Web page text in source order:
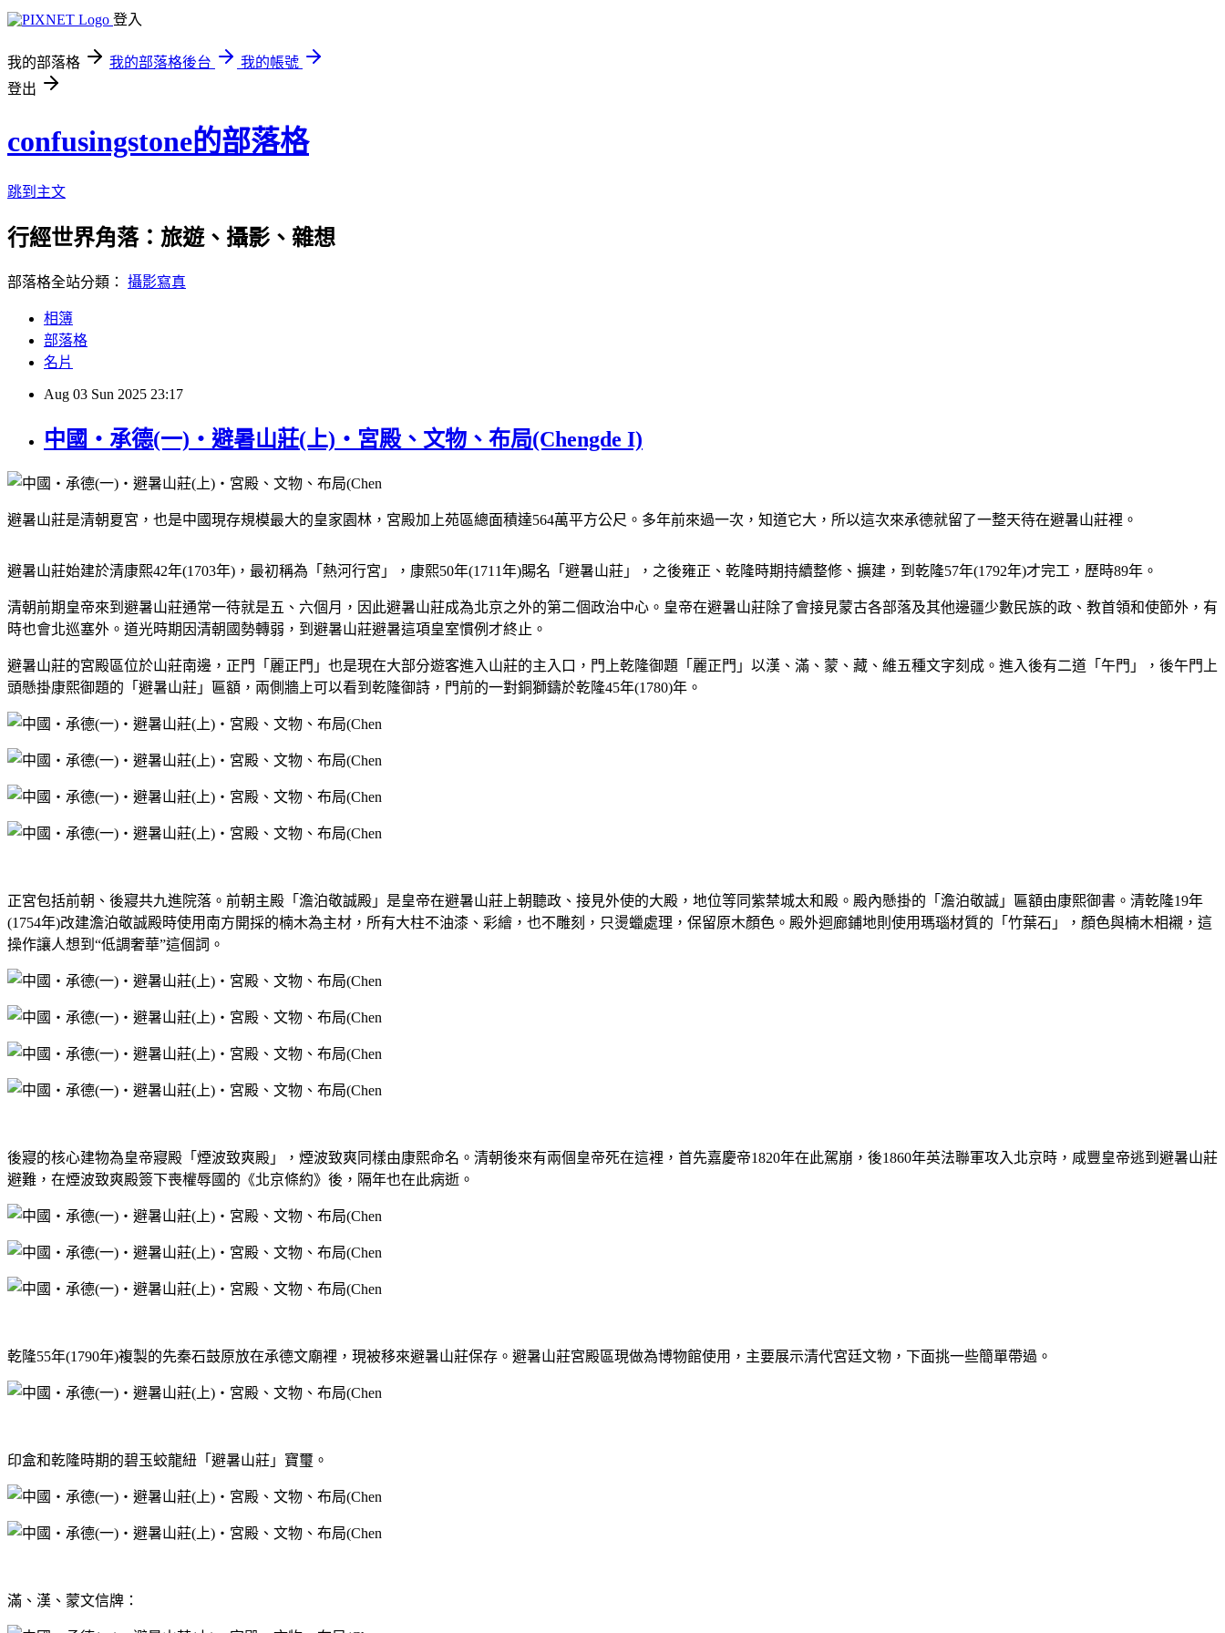
登入
我的部落格 我的部落格後台
我的帳號
登出
confusingstone的部落格
跳到主文
行經世界角落：旅遊、攝影、雜想
部落格全站分類： 攝影寫真
相簿
部落格
名片
Aug 03 Sun 2025 23:17
中國‧承德(一)‧避暑山莊(上)‧宮殿、文物、布局(Chengde I)
避暑山莊是清朝夏宮，也是中國現存規模最大的皇家園林，宮殿加上苑區總面積達564萬平方公尺。多年前來過一次，知道它大，所以這次來承德就留了一整天待在避暑山莊裡。
避暑山莊始建於清康熙42年(1703年)，最初稱為「熱河行宮」，康熙50年(1711年)賜名「避暑山莊」，之後雍正、乾隆時期持續整修、擴建，到乾隆57年(1792年)才完工，歷時89年。
清朝前期皇帝來到避暑山莊通常一待就是五、六個月，因此避暑山莊成為北京之外的第二個政治中心。皇帝在避暑山莊除了會接見蒙古各部落及其他邊疆少數民族的政、教首領和使節外，有
時也會北巡塞外。道光時期因清朝國勢轉弱，到避暑山莊避暑這項皇室慣例才終止。
避暑山莊的宮殿區位於山莊南邊，正門「麗正門」也是現在大部分遊客進入山莊的主入口，門上乾隆御題「麗正門」以漢、滿、蒙、藏、維五種文字刻成。進入後有二道「午門」，後午門上
頭懸掛康熙御題的「避暑山莊」匾額，兩側牆上可以看到乾隆御詩，門前的一對銅獅鑄於乾隆45年(1780)年。
正宮包括前朝、後寢共九進院落。前朝主殿「澹泊敬誠殿」是皇帝在避暑山莊上朝聽政、接見外使的大殿，地位等同紫禁城太和殿。殿內懸掛的「澹泊敬誠」匾額由康熙御書。清乾隆19年
(1754年)改建澹泊敬誠殿時使用南方開採的楠木為主材，所有大柱不油漆、彩繪，也不雕刻，只燙蠟處理，保留原木顏色。殿外迴廊鋪地則使用瑪瑙材質的「竹葉石」，顏色與楠木相襯，這
操作讓人想到“低調奢華”這個詞。
後寢的核心建物為皇帝寢殿「煙波致爽殿」，煙波致爽同樣由康熙命名。清朝後來有兩個皇帝死在這裡，首先嘉慶帝1820年在此駕崩，後1860年英法聯軍攻入北京時，咸豐皇帝逃到避暑山莊
避難，在煙波致爽殿簽下喪權辱國的《北京條約》後，隔年也在此病逝。
乾隆55年(1790年)複製的先秦石鼓原放在承德文廟裡，現被移來避暑山莊保存。避暑山莊宮殿區現做為博物館使用，主要展示清代宮廷文物，下面挑一些簡單帶過。
印盒和乾隆時期的碧玉蛟龍紐「避暑山莊」寶璽。
滿、漢、蒙文信牌：